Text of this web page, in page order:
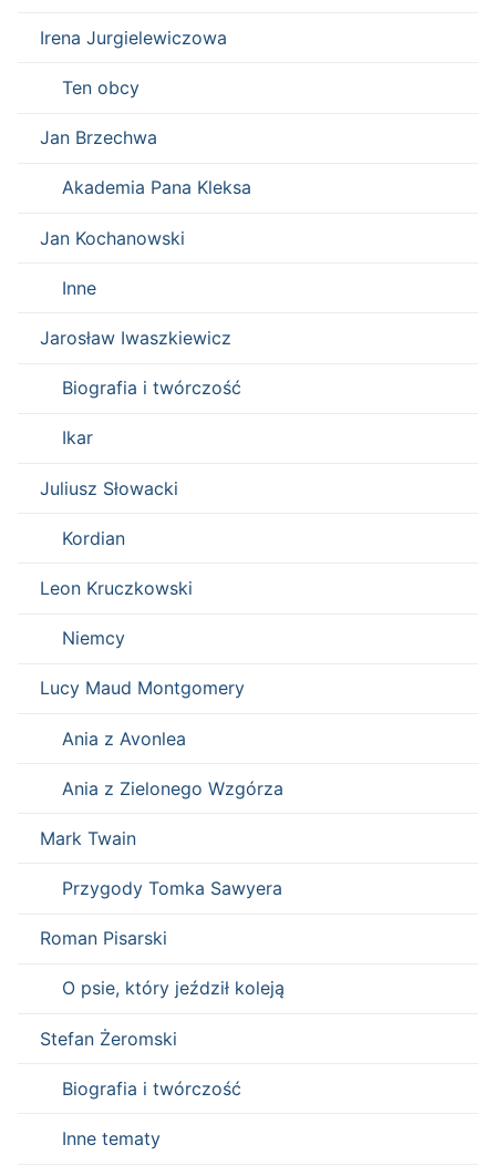
Irena Jurgielewiczowa
Ten obcy
Jan Brzechwa
Akademia Pana Kleksa
Jan Kochanowski
Inne
Jarosław Iwaszkiewicz
Biografia i twórczość
Ikar
Juliusz Słowacki
Kordian
Leon Kruczkowski
Niemcy
Lucy Maud Montgomery
Ania z Avonlea
Ania z Zielonego Wzgórza
Mark Twain
Przygody Tomka Sawyera
Roman Pisarski
O psie, który jeździł koleją
Stefan Żeromski
Biografia i twórczość
Inne tematy